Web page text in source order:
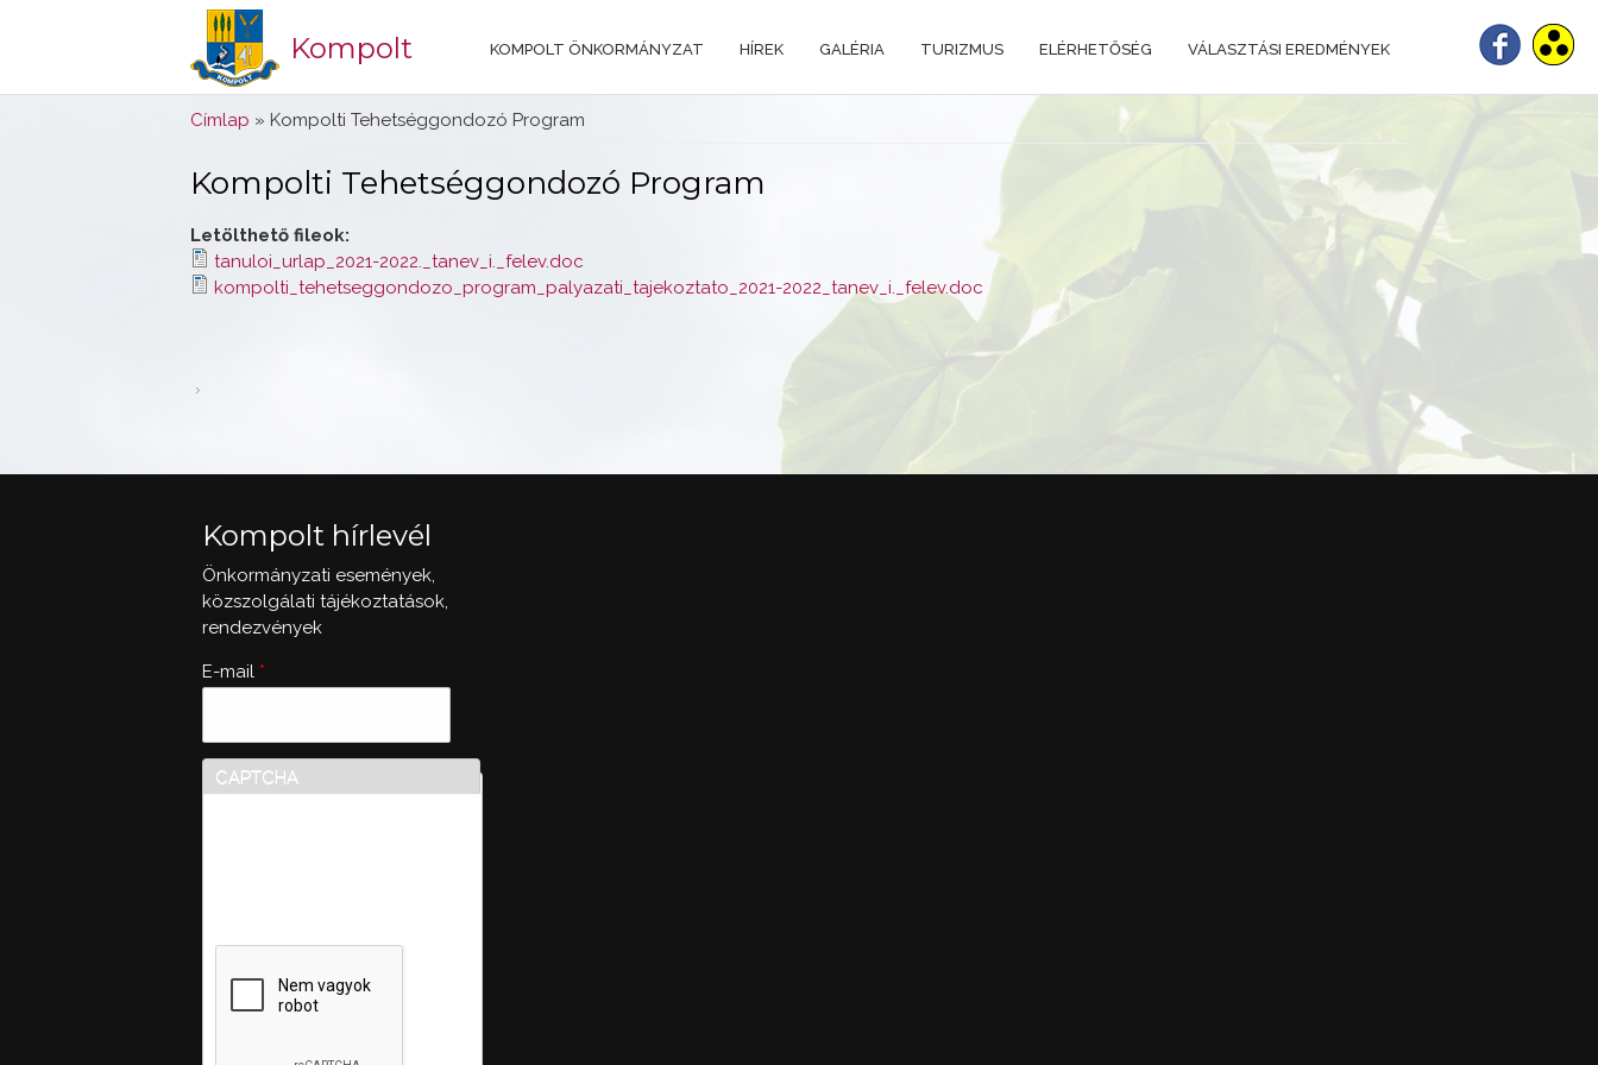
Kompolt KOMPOLT ÖNKORMÁNYZAT HÍREK GALÉRIA TURIZMUS ELÉRHETŐSÉG VÁLASZTÁSI EREDMÉNYEK
Jelenlegi hely
Címlap » Kompolti Tehetséggondozó Program
Kompolti Tehetséggondozó Program
Letölthető fileok:
tanuloi_urlap_2021-2022._tanev_i._felev.doc
kompolti_tehetseggondozo_program_palyazati_tajekoztato_2021-2022_tanev_i._felev.doc
Kompolt hírlevél
Önkormányzati események,
közszolgálati tájékoztatások,
rendezvények
E-mail *
CAPTCHA